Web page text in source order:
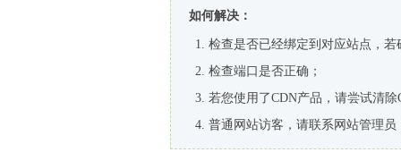
如何解决：
检查是否已经绑定到对应站点，
检查端口是否正确；
若您使用了CDN产品，请尝试清除
普通网站访客，请联系网站管理员